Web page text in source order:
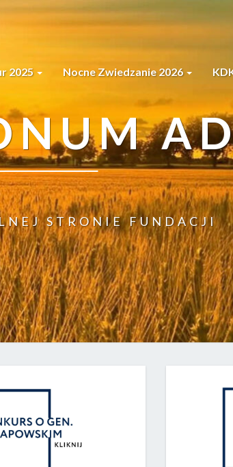
2025 Nocne Zwiedzanie 2026
STRONIE FUNDACJI